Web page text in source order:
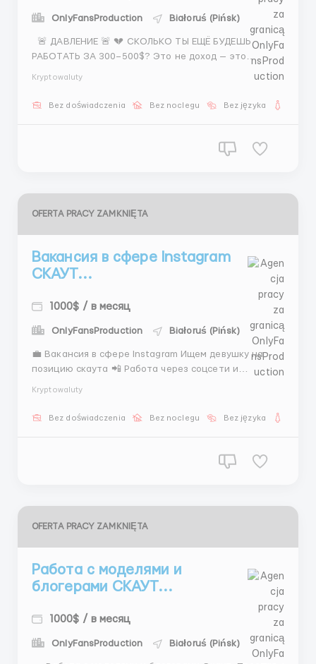
OnlyFansProduction Białoruś (Pińsk)
РАБОТАТЬ ЗА 300–500$? Это не доход — это
медийные личности 📝 ЧТО ДЕЛАТЬ: — Искать
Kryptowaluty
Bez doświadczenia Bez noclegu Bez języka
OFERTA PRACY ZAMKNIĘTA
Вакансия в сфере Instagram
СКАУТ...
1000$ / в месяц
OnlyFansProduction Białoruś (Pińsk)
💼 Вакансия в сфере Instagram Ищем девушку на
позицию скаута 📲 Работа через соцсети и
Собирать фото ✨ Создавать короткие презентации
Kryptowaluty
Bez doświadczenia Bez noclegu Bez języka
OFERTA PRACY ZAMKNIĘTA
Работа с моделями и
блогерами СКАУТ...
1000$ / в месяц
OnlyFansProduction Białoruś (Pińsk)